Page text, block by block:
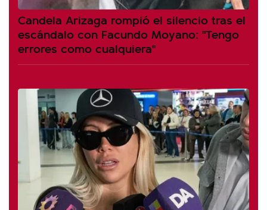
Candela Arizaga rompió el silencio tras el
escándalo con Facundo Moyano: "Tengo
errores como cualquiera"